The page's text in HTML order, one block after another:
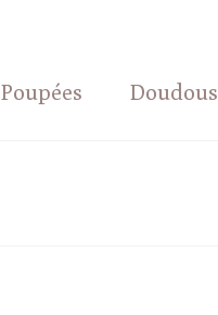
Poupées Doudous